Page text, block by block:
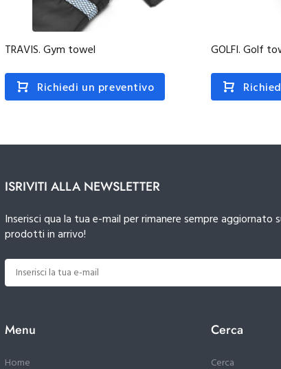
TRAVIS. Gym towel
Richiedi un preventivo
GOLFI. Golf
ISRIVITI ALLA NEWSLETTER
Inserisci qua la tua e-mail per rimanere sempre aggiornato
prodotti in arrivo!
Menu
Home
Cerca
Cerca